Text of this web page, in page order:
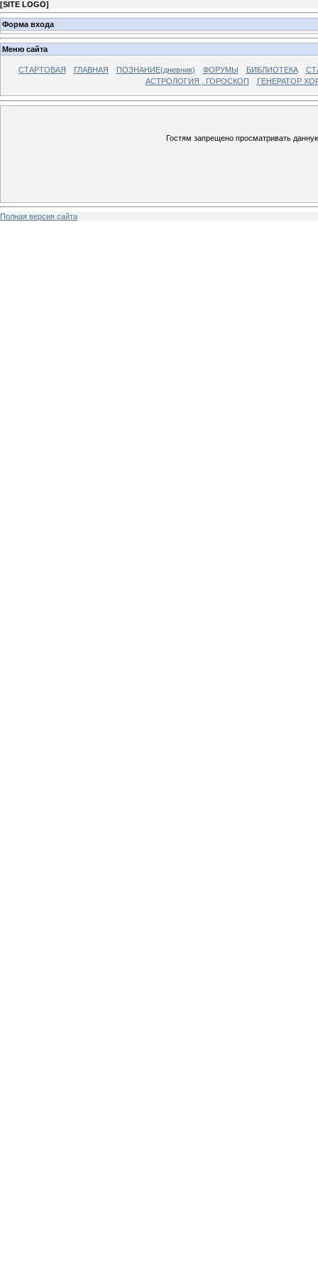
[SITE LOGO]
Форма входа
Меню сайта
СТАРТОВАЯ ГЛАВНАЯ ПОЗНАНИЕ(дневник) ФОРУМЫ БИБЛИОТЕКА
АСТРОЛОГИЯ , ГОРОСКОП
ГЕНЕРАТОР
Гостям запрещено просматривать
Полная версия сайта